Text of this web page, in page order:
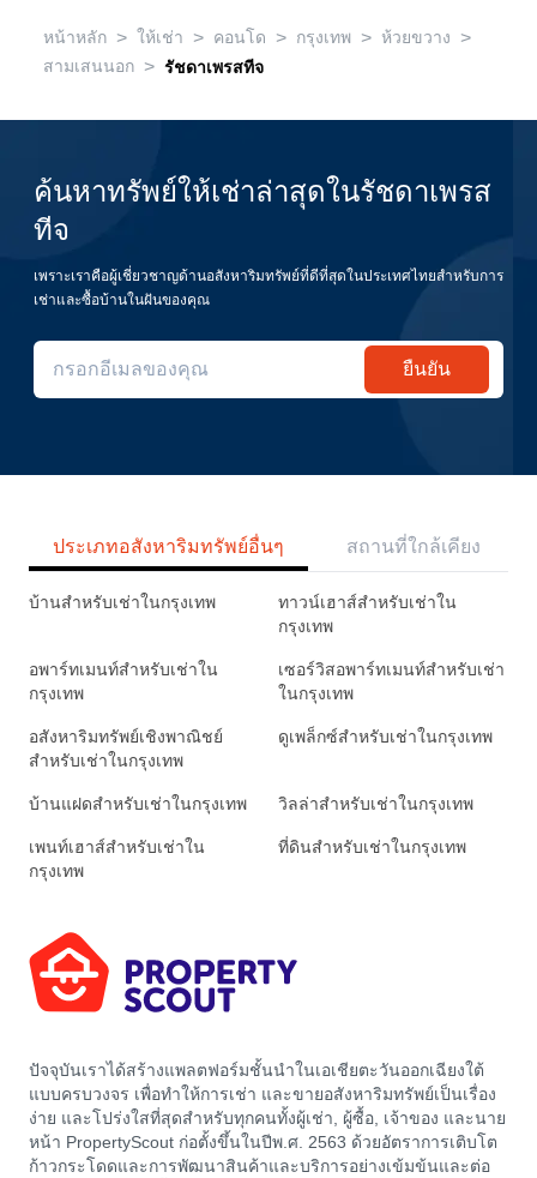
หน้าหลัก > ให้เช่า > คอนโด > กรุงเทพ > ห้วยขวาง >
สามเสนนอก > รัชดาเพรสทีจ
ค้นหาทรัพย์ให้เช่าล่าสุดในรัชดาเพรส
ทีจ
เพราะเราคือผู้เชี่ยวชาญด้านอสังหาริมทรัพย์ที่ดีที่สุดในประเทศไทยสำหรับการ
เช่าและซื้อบ้านในฝันของคุณ
ยืนยัน
ประเภทอสังหาริมทรัพย์อื่นๆ สถานที่ใกล้เคียง
บ้านสำหรับเช่าในกรุงเทพ
ทาวน์เฮาส์สำหรับเช่าใน
กรุงเทพ
อพาร์ทเมนท์สำหรับเช่าใน
กรุงเทพ
เซอร์วิสอพาร์ทเมนท์สำหรับเช่า
ในกรุงเทพ
อสังหาริมทรัพย์เชิงพาณิชย์
สำหรับเช่าในกรุงเทพ
ดูเพล็กซ์สำหรับเช่าในกรุงเทพ
บ้านแฝดสำหรับเช่าในกรุงเทพ วิลล่าสำหรับเช่าในกรุงเทพ
เพนท์เฮาส์สำหรับเช่าใน
กรุงเทพ
ที่ดินสำหรับเช่าในกรุงเทพ
ปัจจุบันเราได้สร้างแพลตฟอร์มชั้นนำในเอเชียตะวันออกเฉียงใต้
แบบครบวงจร เพื่อทำให้การเช่า และขายอสังหาริมทรัพย์เป็นเรื่อง
ง่าย และโปร่งใสที่สุดสำหรับทุกคนทั้งผู้เช่า, ผู้ซื้อ, เจ้าของ และนาย
หน้า PropertyScout ก่อตั้งขึ้นในปีพ.ศ. 2563 ด้วยอัตราการเติบโต
ก้าวกระโดดและการพัฒนาสินค้าและบริการอย่างเข้มข้นและต่อ